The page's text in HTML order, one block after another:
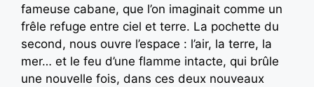
fameuse cabane, que l’on imaginait comme un
frêle refuge entre ciel et terre. La pochette du
second, nous ouvre l’espace : l’air, la terre, la
mer… et le feu d’une flamme intacte, qui brûle
une nouvelle fois, dans ces deux nouveaux